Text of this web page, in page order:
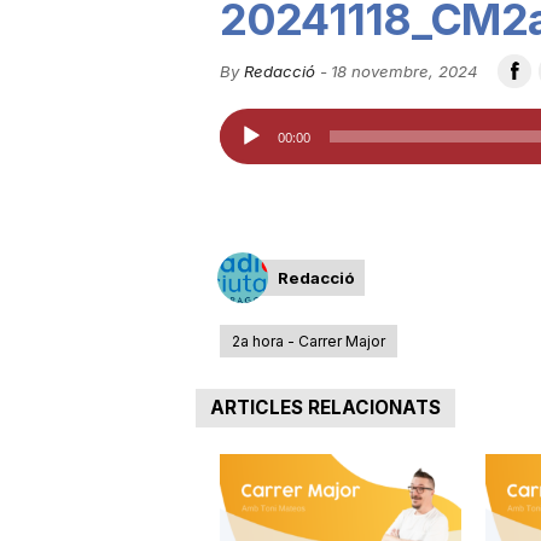
u
t
d
e
By Redacció- 18 novembre, 2024
Reproductor
d'àudio
00:00
Redacció
2a hora - Carrer Major
ARTICLES RELACIONATS